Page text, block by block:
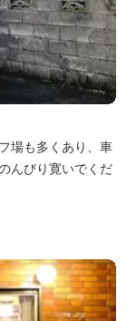
場も多くあり、車
んびり寛いでくだ